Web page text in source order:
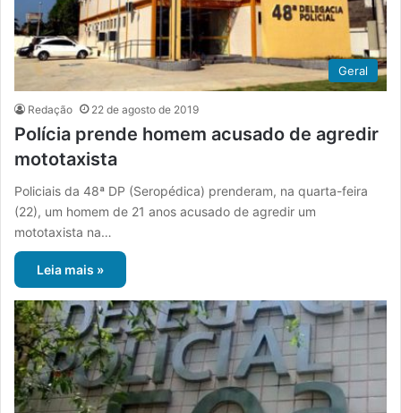
Geral
Redação 22 de agosto de 2019
Polícia prende homem acusado de agredir
mototaxista
Policiais da 48ª DP (Seropédica) prenderam, na quarta-feira
(22), um homem de 21 anos acusado de agredir um
mototaxista na…
Leia mais »